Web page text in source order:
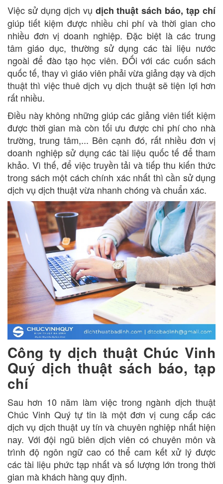
Việc sử dụng dịch vụ dịch thuật sách báo, tạp chí
giúp tiết kiệm được nhiều chi phí và thời gian cho
nhiều đơn vị doanh nghiệp. Đặc biệt là các trung
tâm giáo dục, thường sử dụng các tài liệu nước
ngoài để đào tạo học viên. ĐỐi với các cuốn sách
quốc tế, thay vì giáo viên phải vừa giảng dạy và dịch
thuật thì việc thuê dịch vụ dịch thuật sẽ tiện lợi hơn
rất nhiều.
Điều này không những giúp các giảng viên tiết kiệm
được thời gian mà còn tối ưu được chi phí cho nhà
trường, trung tâm,... Bên cạnh đó, rất nhiều đơn vị
doanh nghiệp sử dụng các tài liệu quốc tế để tham
khảo. Vì thế, để việc truyền tải và tiếp thu kiến thức
trong sách một cách chính xác nhất thì cần sử dụng
dịch vụ dịch thuật vừa nhanh chóng và chuẩn xác.
Công ty dịch thuật Chúc Vinh
Quý dịch thuật sách báo, tạp
chí
Sau hơn 10 năm làm việc trong ngành dịch thuật
Chúc Vinh Quý tự tin là một đơn vị cung cấp các
dịch vụ dịch thuật uy tín và chuyên nghiệp nhất hiện
nay. Với đội ngũ biên dịch viên có chuyên môn và
trình độ ngôn ngữ cao có thể cam kết xử lý được
các tài liệu phức tạp nhất và số lượng lớn trong thời
gian mà khách hàng quy định.